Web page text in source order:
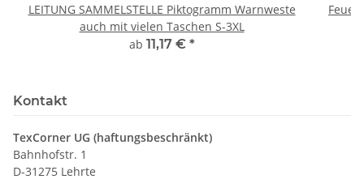
LEITUNG SAMMELSTELLE Piktogramm Warnweste
auch mit vielen Taschen S-3XL
ab 11,17 € *
Kontakt
TexCorner UG (haftungsbeschränkt)
Bahnhofstr. 1
D-31275 Lehrte